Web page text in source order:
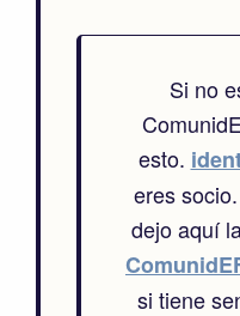
Si no
esto.
eres
dejo aquí
si tiene